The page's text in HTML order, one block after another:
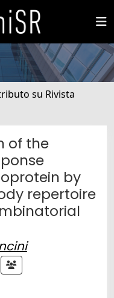
su Rivista
of the
by
repertoire